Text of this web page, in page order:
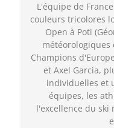
L'équipe de
couleurs tricolores
Open à Poti
météorologiques
Champions
et Axel Garcia,
individuelles et
équipes, les
l'excellence du ski